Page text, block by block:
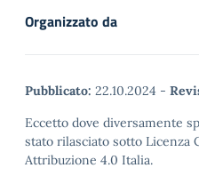
Organizzato da
Pubblicato: 22.10.2024 -
Eccetto dove diversamente
stato rilasciato sotto Licenza
Attribuzione 4.0 Italia.